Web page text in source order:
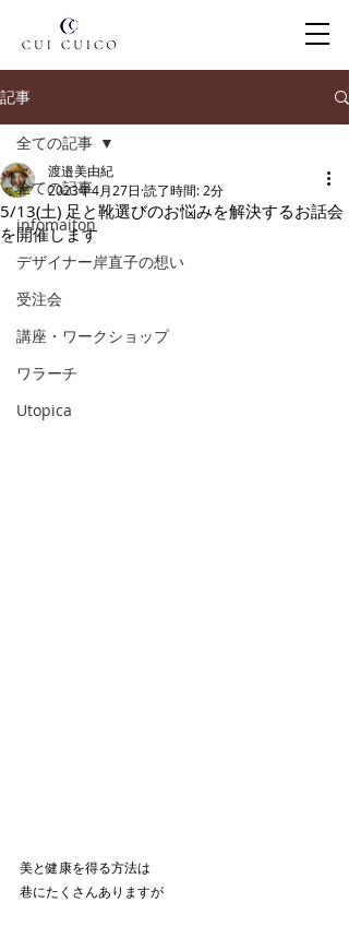
記事
全ての記事
infomaiton
デザイナー岸直子の想い
受注会
講座・ワークショップ
ワラーチ
Utopica
全ての記事
5/13(土) 足と靴選びのお悩みを解決するお話会
を開催します
渡邉美由紀
2023年4月27日 読了時間: 2分
美と健康を得る方法は
巷にたくさんありますが